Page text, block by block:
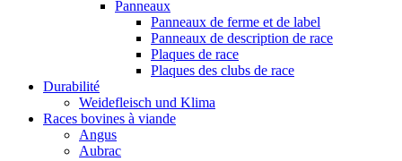
Panneaux
Panneaux de ferme et de label
Panneaux de description de race
Plaques de race
Plaques des clubs de race
Durabilité
Weidefleisch und Klima
Races bovines à viande
Angus
Aubrac